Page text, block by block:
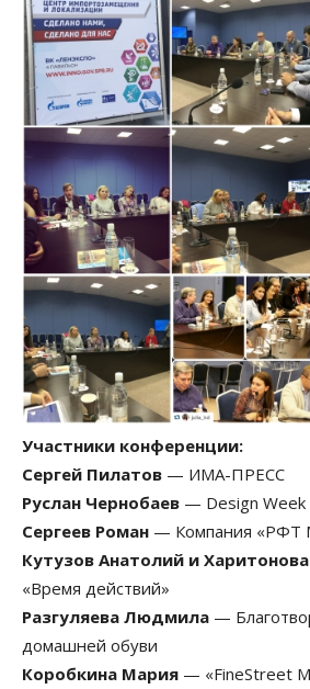
Участники конференции:
Сергей Пилатов — ИМА-ПРЕСС
Руслан Чернобаев — Design Week
Сергеев Роман — Компания «РФТ
Кутузов Анатолий и
«Время действий»
Разгуляева Людмила —
домашней обуви
Коробкина Мария — «FineStreet